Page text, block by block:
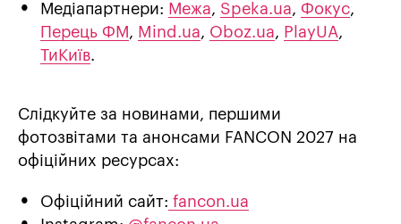
Медіапартнери: Межа, Speka.ua, Фокус,
Перець ФМ , Mind.ua, Oboz.ua, PlayUA,
ТиКиїв.
Слідкуйте за новинами, першими
фотозвітами та анонсами FANCON 2027 на
офіційних ресурсах:
Офіційний сайт: fancon.ua